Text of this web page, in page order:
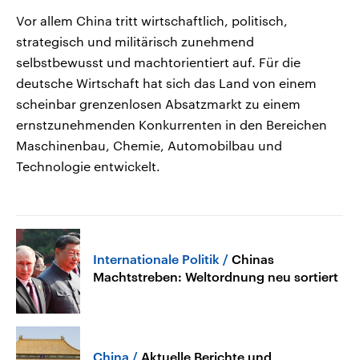
Vor allem China tritt wirtschaftlich, politisch,
strategisch und militärisch zunehmend
selbstbewusst und machtorientiert auf. Für die
deutsche Wirtschaft hat sich das Land von einem
scheinbar grenzenlosen Absatzmarkt zu einem
ernstzunehmenden Konkurrenten in den Bereichen
Maschinenbau, Chemie, Automobilbau und
Technologie entwickelt.
Internationale Politik
Chinas
Machtstreben: Weltordnung neu sortiert
China Aktuelle Berichte und